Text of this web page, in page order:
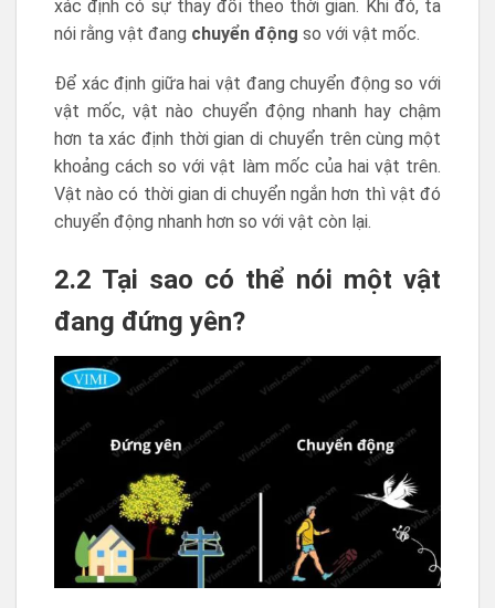
xác định có sự thay đổi theo thời gian. Khi đó, ta
nói rằng vật đang chuyển động so với vật mốc.
Để xác định giữa hai vật đang chuyển động so với
vật mốc, vật nào chuyển động nhanh hay chậm
hơn ta xác định thời gian di chuyển trên cùng một
khoảng cách so với vật làm mốc của hai vật trên.
Vật nào có thời gian di chuyển ngắn hơn thì vật đó
chuyển động nhanh hơn so với vật còn lại.
2.2 Tại sao có thể nói một vật
đang đứng yên?